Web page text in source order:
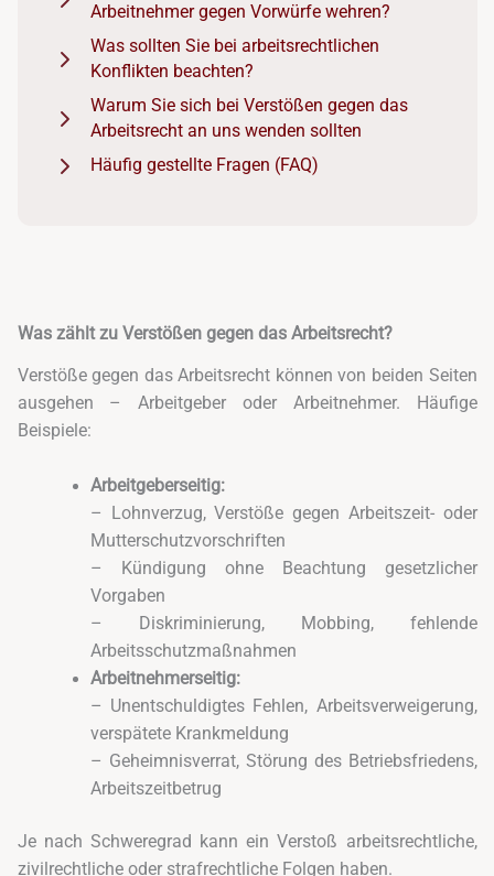
Arbeitnehmer gegen Vorwürfe wehren?
Was sollten Sie bei arbeitsrechtlichen
Konflikten beachten?
Warum Sie sich bei Verstößen gegen das
Arbeitsrecht an uns wenden sollten
Häufig gestellte Fragen (FAQ)
Was zählt zu Verstößen gegen das Arbeitsrecht?
Verstöße gegen das Arbeitsrecht können von beiden Seiten
ausgehen – Arbeitgeber oder Arbeitnehmer. Häufige
Beispiele:
Arbeitgeberseitig:
– Lohnverzug, Verstöße gegen Arbeitszeit- oder
Mutterschutzvorschriften
– Kündigung ohne Beachtung gesetzlicher
Vorgaben
– Diskriminierung, Mobbing, fehlende
Arbeitsschutzmaßnahmen
Arbeitnehmerseitig:
– Unentschuldigtes Fehlen, Arbeitsverweigerung,
verspätete Krankmeldung
– Geheimnisverrat, Störung des Betriebsfriedens,
Arbeitszeitbetrug
Je nach Schweregrad kann ein Verstoß arbeitsrechtliche,
zivilrechtliche oder strafrechtliche Folgen haben.